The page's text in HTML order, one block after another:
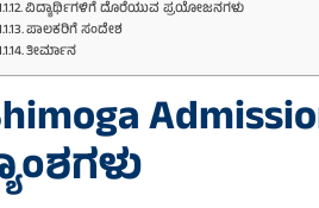
ವಿದ್ಯಾರ್ಥಿಗಳಿಗೆ ದೊರೆಯುವ ಪ್ರಯೋಜನಗಳು
ಪಾಲಕರಿಗೆ ಸಂದೇಶ
ತೀರ್ಮಾನ